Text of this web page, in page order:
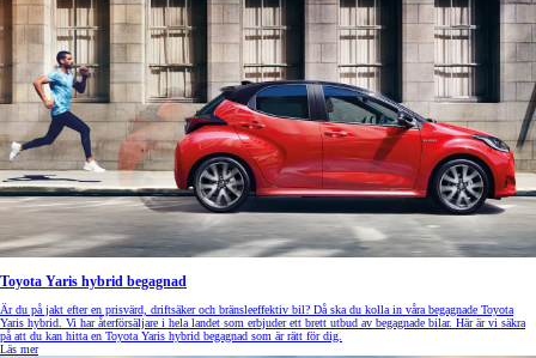
Toyota Yaris hybrid begagnad
Är du på jakt efter en prisvärd, driftsäker och bränsleeffektiv bil? Då ska du kolla in våra begagnade Toyota
Yaris hybrid. Vi har återförsäljare i hela landet som erbjuder ett brett utbud av begagnade bilar. Här är vi säkra
på att du kan hitta en Toyota Yaris hybrid begagnad som är rätt för dig.
Läs mer